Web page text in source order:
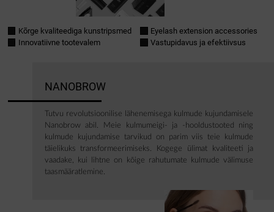
Kõrge kvaliteediga kunstripsmed
Eyelash extension accessories
Innovatiivne tootevalem
Vastupidavus ja efektiivsus
NANOBROW
Tutvu revolutsioonilise lähenemisega kulmude kujundamisele
Nanobrow abil. Meie kulmumeigi- ja -hooldustooted ning
kulmude kujundamise tarvikud on parim viis teie kulmude
täielikuks transformeerimiseks. Kogege ülimat kvaliteeti ja
vaadake, kui lihtne on kõige rahutumate kulmude välimuse
taasmääratlemine.